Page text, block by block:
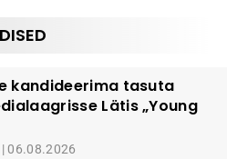
kandideerima tasuta
Lätis „Young
06.08.2026